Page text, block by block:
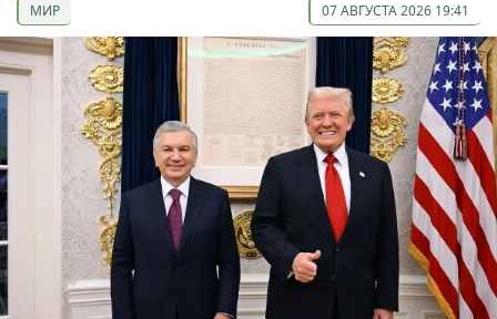
МИР 07 АВГУСТА 2026 19:41